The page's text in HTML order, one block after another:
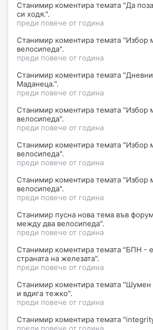
Станимир коментира темата "Да
си ходя.".
преди повече от година
Станимир коментира темата "Избор
велосипеда".
преди повече от година
Станимир коментира темата
Маданеца.".
преди повече от година
Станимир коментира темата "Избор
велосипеда".
преди повече от година
Станимир коментира темата "Избор
велосипеда".
преди повече от година
Станимир коментира темата "Избор
велосипеда".
преди повече от година
Станимир пусна нова тема във
между два велосипеда".
преди повече от година
Станимир коментира темата "БПН -
страната на железата".
преди повече от година
Станимир коментира темата
и вдига тежко".
преди повече от година
Станимир коментира темата